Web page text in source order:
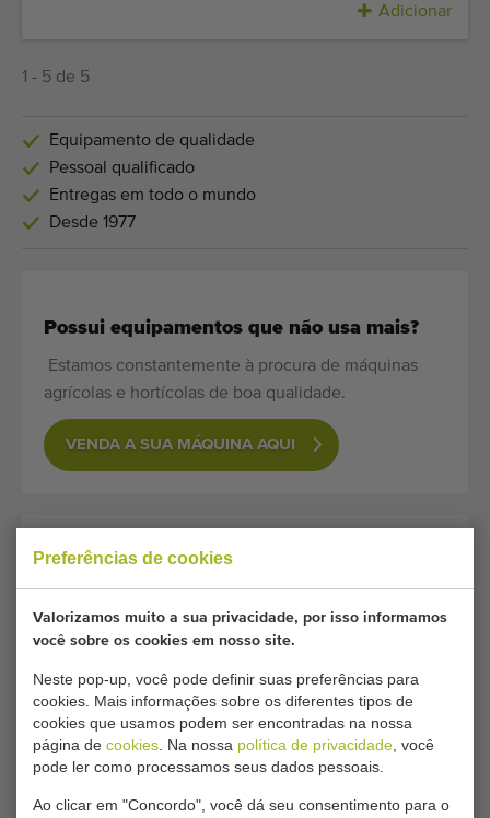
Preferências de cookies
Valorizamos muito a sua privacidade, por isso informamos
você sobre os cookies em nosso site.
Neste pop-up, você pode definir suas preferências para
cookies. Mais informações sobre os diferentes tipos de
cookies que usamos podem ser encontradas na nossa
página de cookies . Na nossa política de privacidade , você
pode ler como processamos seus dados pessoais.
Ao clicar em "Concordo", você dá seu consentimento para o
Adicionar
1 - 5 de 5
Equipamento de qualidade
Pessoal qualificado
Entregas em todo o mundo
Desde 1977
Possui equipamentos que não usa mais?
Estamos constantemente à procura de máquinas
agrícolas e hortícolas de boa qualidade.
VENDA A SUA MÁQUINA AQUI
PÁGINAS RELACIONADAS
(Cultivadores entre filas)
Máquinas para
Couves de bruxelas
Máquinas para
Brócolos
Couves flores
francês
Máquinas para Milho
Breviglieri
Comeb